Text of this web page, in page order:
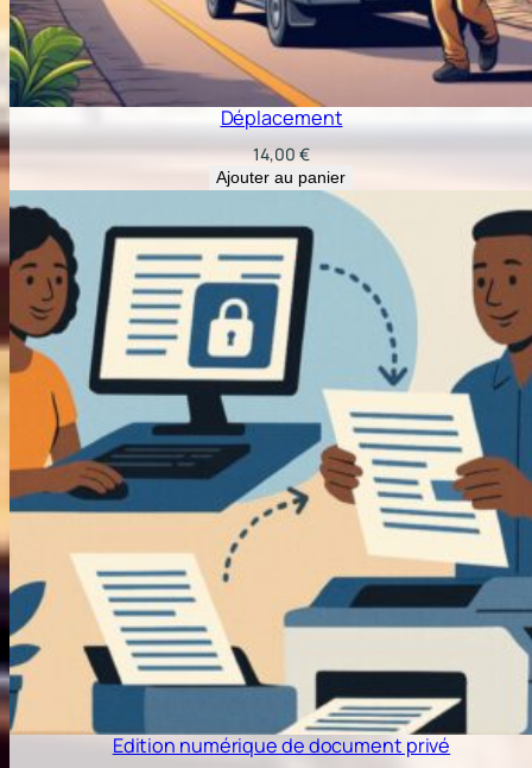
Déplacement
14,00€
Ajouter au panier
Edition numérique de document privé